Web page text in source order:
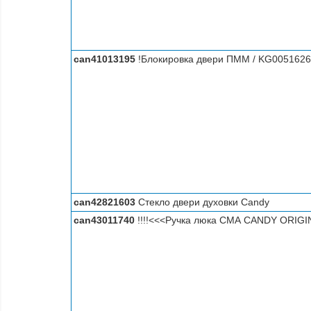
can41013195 !Блокировка двери ПММ / KG0051626
can42821603 Стекло двери духовки Candy
can43011740 !!!!<<<Ручка люка СМА CANDY